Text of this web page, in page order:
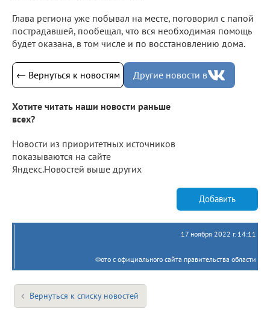
Глава региона уже побывал на месте, поговорил с папой
пострадавшей, пообещал, что вся необходимая помощь
будет оказана, в том числе и по восстановлению дома.
← Вернуться к новостям Другие новости в
Хотите читать наши новости раньше
всех?
Новости из приоритетных источников
показываются на сайте
Яндекс.Новостей выше других
Добавить
17 ноября 2022 г. 14:11
Фото с официального сайта правительства области
Вернуться к списку новостей